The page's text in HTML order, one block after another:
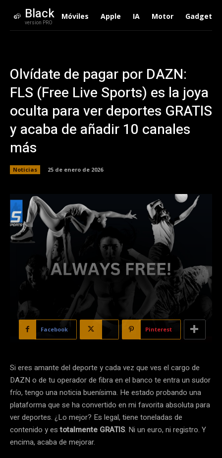
Black
version PRO
Móviles Apple IA Motor Gadgets
Olvídate de pagar por DAZN:
FLS (Free Live Sports) es la joya
oculta para ver deportes GRATIS
y acaba de añadir 10 canales
más
Noticias 25 de enero de 2026
Facebook Pinterest
Si eres amante del deporte y cada vez que ves el cargo de
DAZN o de tu operador de fibra en el banco te entra un sudor
frío, tengo una noticia buenísima. He estado probando una
plataforma que se ha convertido en mi favorita absoluta para
ver deportes. ¿Lo mejor? Es legal, tiene toneladas de
contenido y estotalmente GRATIS. Ni un euro, ni registro. Y
encima, acaba de mejorar.